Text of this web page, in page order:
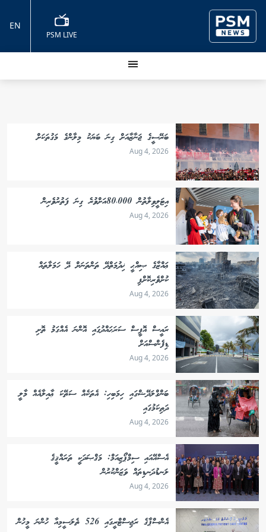
PSM LIVE
EN
ބަރޭސީގެ ޖަނާޒާއަށް ގިނަ ބަޔަކު މިލާންގެ މަގުތަކަށް
Aug 4, 2026
އިޓަލީވިލާތުން 80،000އަށްވުރެ ގިނަ ފަތުރުވެރިން
Aug 4, 2026
ޢައްޒާގެ ޞިއްޙީ ޚިދުމަތްދޭ ތަންތަނަށް ދޭ ހަމަލާތައް
ކުށްވެރިކޮށްފި
Aug 4, 2026
ރައީސް އޮފީސް ސަރަޙައްދުގައި އޮންނަ އެއްގަމު ތޮށި
ޑިފެންސްއަށް
Aug 4, 2026
ބަންގްލަދޭޝްގައި ހިމަބިހި: އެތަކެއް ސަތޭކަ ޢާއިލާއެއް މާލީ
ދަތިކަމުގައި
Aug 4, 2026
އެސްއޭއައި ސިމްޕޯޒިއަމް: މަޤްޞަދަކީ ތަރައްޤީގެ
ލަނޑުދަނޑިތައް ވަޒަންކުރުން
Aug 4, 2026
އެންސްޕާގެ ރަޖިސްޓްރީގައި 526 ތެލަސީމިއާ ހުންނަ މީހުން